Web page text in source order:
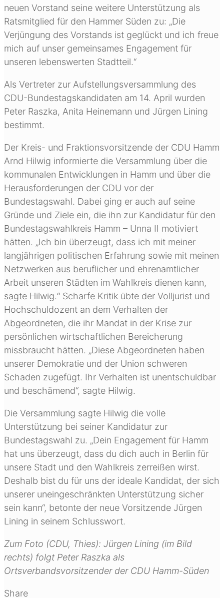
neuen Vorstand seine weitere Unterstützung als
Ratsmitglied für den Hammer Süden zu: „Die
Verjüngung des Vorstands ist geglückt und ich freue
mich auf unser gemeinsames Engagement für
unseren lebenswerten Stadtteil.“
Als Vertreter zur Aufstellungsversammlung des
CDU-Bundestagskandidaten am 14. April wurden
Peter Raszka, Anita Heinemann und Jürgen Lining
bestimmt.
Der Kreis- und Fraktionsvorsitzende der CDU Hamm
Arnd Hilwig informierte die Versammlung über die
kommunalen Entwicklungen in Hamm und über die
Herausforderungen der CDU vor der
Bundestagswahl. Dabei ging er auch auf seine
Gründe und Ziele ein, die ihn zur Kandidatur für den
Bundestagswahlkreis Hamm – Unna II motiviert
hätten. „Ich bin überzeugt, dass ich mit meiner
langjährigen politischen Erfahrung sowie mit meinen
Netzwerken aus beruflicher und ehrenamtlicher
Arbeit unseren Städten im Wahlkreis dienen kann,
sagte Hilwig.“ Scharfe Kritik übte der Volljurist und
Hochschuldozent an dem Verhalten der
Abgeordneten, die ihr Mandat in der Krise zur
persönlichen wirtschaftlichen Bereicherung
missbraucht hätten. „Diese Abgeordneten haben
unserer Demokratie und der Union schweren
Schaden zugefügt. Ihr Verhalten ist unentschuldbar
und beschämend“, sagte Hilwig.
Die Versammlung sagte Hilwig die volle
Unterstützung bei seiner Kandidatur zur
Bundestagswahl zu. „Dein Engagement für Hamm
hat uns überzeugt, dass du dich auch in Berlin für
unsere Stadt und den Wahlkreis zerreißen wirst.
Deshalb bist du für uns der ideale Kandidat, der sich
unserer uneingeschränkten Unterstützung sicher
sein kann“, betonte der neue Vorsitzende Jürgen
Lining in seinem Schlusswort.
Zum Foto (CDU, Thies): Jürgen Lining (im Bild
rechts) folgt Peter Raszka als
Ortsverbandsvorsitzender der CDU Hamm-Süden
Share